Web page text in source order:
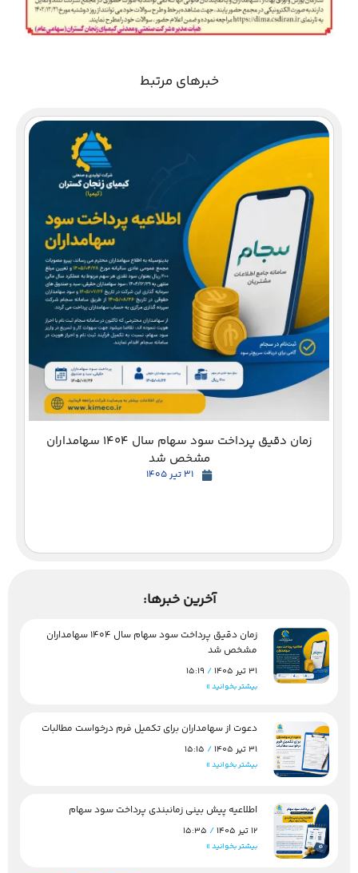
خبرهای مرتبط
زمان دقیق پرداخت سود سهام سال 1404 سهامداران
مشخص شد
31 تیر 1405
آخرین خبرها:
زمان دقیق پرداخت سود سهام سال 1404 سهامداران
مشخص شد
31 تیر 1405
بیشتر بخوانید »
دعوت از سهامداران برای تکمیل فرم درخواست مطالبات
31 تیر 1405
بیشتر بخوانید »
اطلاعیه پیش بینی زمانبندی پرداخت سود سهام
12 تیر 1405
بیشتر بخوانید »